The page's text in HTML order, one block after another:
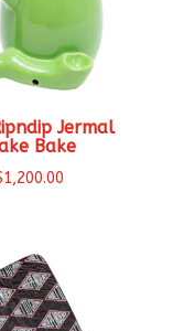
Jermal
Bake
1,200.00